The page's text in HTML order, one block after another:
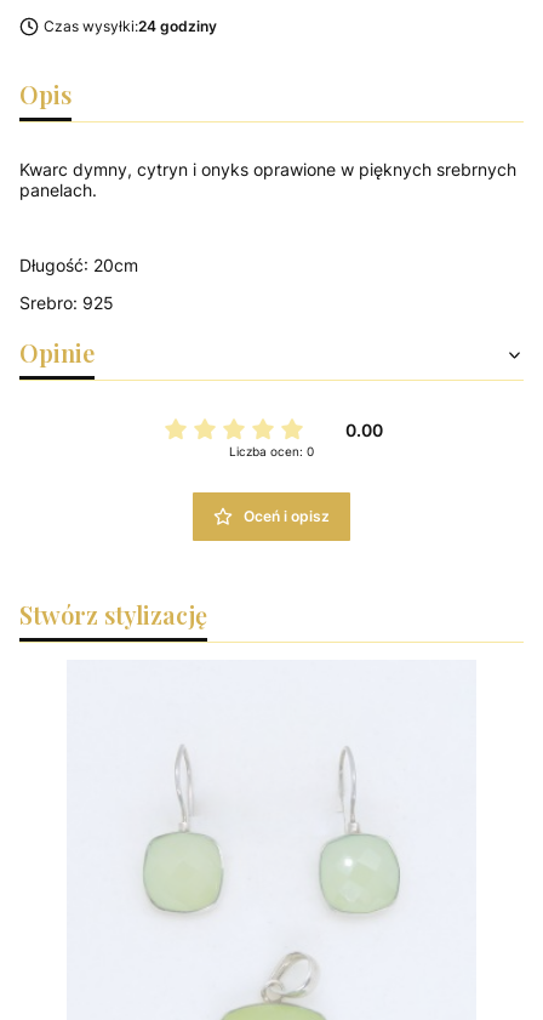
Czas wysyłki:24 godziny
Opis
Kwarc dymny, cytryn i onyks oprawione w pięknych srebrnych
panelach.
Długość: 20cm
Srebro: 925
Opinie
0.00
Liczba ocen: 0
Oceń i opisz
Stwórz stylizację